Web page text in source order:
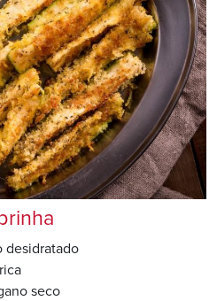
desidratado
seco